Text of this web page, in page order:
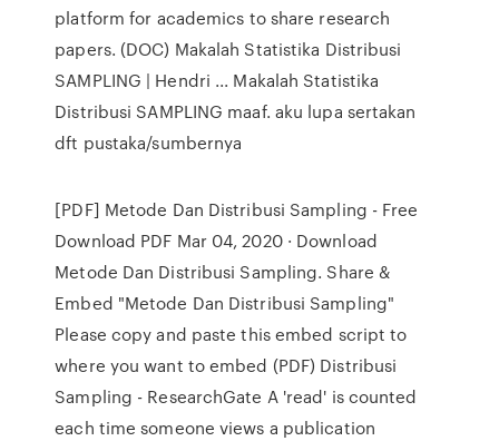
platform for academics to share research
papers. (DOC) Makalah Statistika Distribusi
SAMPLING | Hendri ... Makalah Statistika
Distribusi SAMPLING maaf. aku lupa sertakan
dft pustaka/sumbernya
[PDF] Metode Dan Distribusi Sampling - Free
Download PDF Mar 04, 2020 · Download
Metode Dan Distribusi Sampling. Share &
Embed "Metode Dan Distribusi Sampling"
Please copy and paste this embed script to
where you want to embed (PDF) Distribusi
Sampling - ResearchGate A 'read' is counted
each time someone views a publication